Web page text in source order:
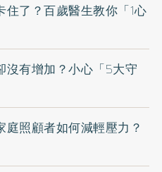
了？百歲醫生教你「1心
有增加？小心「5大守
庭照顧者如何減輕壓力？